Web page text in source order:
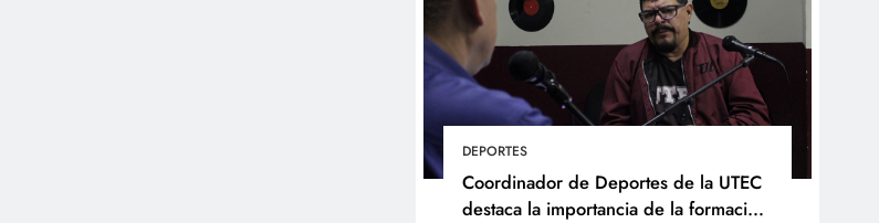
DEPORTES
Coordinador de Deportes de la UTEC
destaca la importancia de la formación